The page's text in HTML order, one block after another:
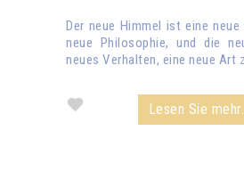
Der neue Himmel ist eine
neue Philosophie, und die
neues Verhalten, eine neue Art
Lesen Sie